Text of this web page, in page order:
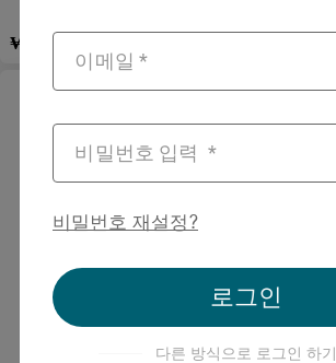
₩29,900
비밀번호 재설정?
로그인
다른 방식으로 로그인 하기